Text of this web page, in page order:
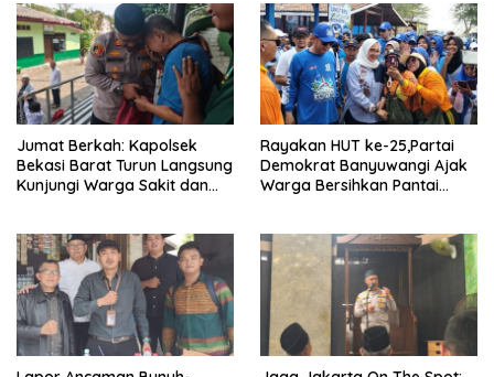
Jumat Berkah: Kapolsek
Bekasi Barat Turun Langsung
Kunjungi Warga Sakit dan
Rayakan HUT ke-25,Partai
Demokrat Banyuwangi Ajak
Warga Bersihkan Pantai